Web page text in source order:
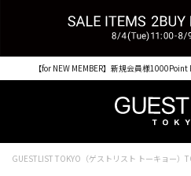
【for NEW MEMBER】新規会員様
GUESTLIST TOKYO（ゲストリスト トーキョー）